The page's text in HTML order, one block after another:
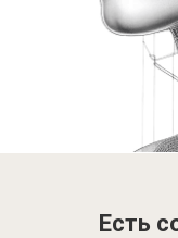
Есть